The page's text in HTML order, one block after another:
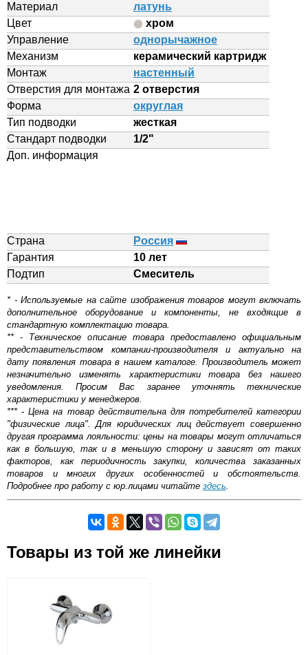
Материал
латунь
Цвет
хром
Управление
однорычажное
Механизм
керамический картридж
Монтаж
настенный
Отверстия для монтажа 2 отверстия
Форма
округлая
Тип подводки
жесткая
Стандарт подводки
1/2"
Доп. информация
Страна
Россия
Гарантия
10 лет
Подтип
Смеситель
* - Используемые на сайте изображения товаров могут включать
дополнительное оборудование и компоненты, не входящие в
стандартную комплектацию товара.
** - Техническое описание товара предоставлено официальным
представительством компании-производителя и актуально на
дату появления товара в нашем каталоге. Производитель может
незначительно изменять характеристики товара без нашего
уведомления. Просим Вас заранее уточнять технические
характеристики у менеджеров.
*** - Цена на товар действительна для потребителей категории
"физические лица". Для юридических лиц действует совершенно
другая программа лояльности: цены на товары могут отличаться
как в большую, так и в меньшую сторону и зависят от таких
факторов, как периодичность закупки, количества заказанных
товаров и многих других особенностей и обстоятельств.
Подробнее про работу с юр.лицами читайте здесь.
Наличный расчёт
Банковской картой на сайте в режиме реального
времени
Банковской картой при получении товара как при
Товары из той же линейки